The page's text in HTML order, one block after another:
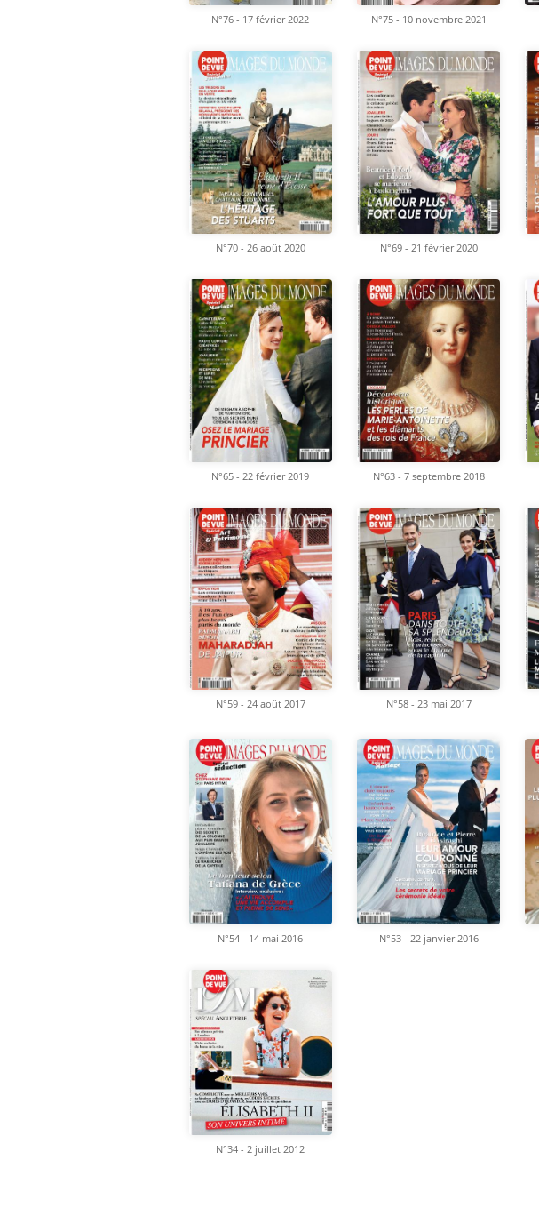
N°76 - 17 février 2022 N°75 - 10 novembre 2021
N°70 - 26 août 2020 N°69 - 21 février 2020
N°65 - 22 février 2019 N°63 - 7 septembre 2018
N°59 - 24 août 2017 N°58 - 23 mai 2017
N°54 - 14 mai 2016 N°53 - 22 janvier 2016
N°34 - 2 juillet 2012